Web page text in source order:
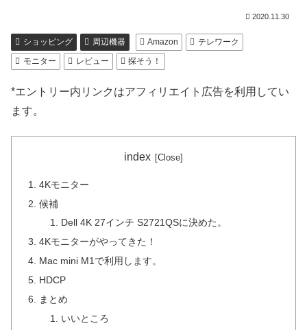
2020.11.30
ショッピング 周辺機器 Amazon
テレワーク
モニター
レビュー 探そう！
*エントリー内リンクはアフィリエイト広告を利用してい
ます。
index
4Kモニター
候補
Dell 4K 27インチ S2721QSに決めた。
4Kモニターがやってきた！
Mac mini M1で利用します。
HDCP
まとめ
いいところ